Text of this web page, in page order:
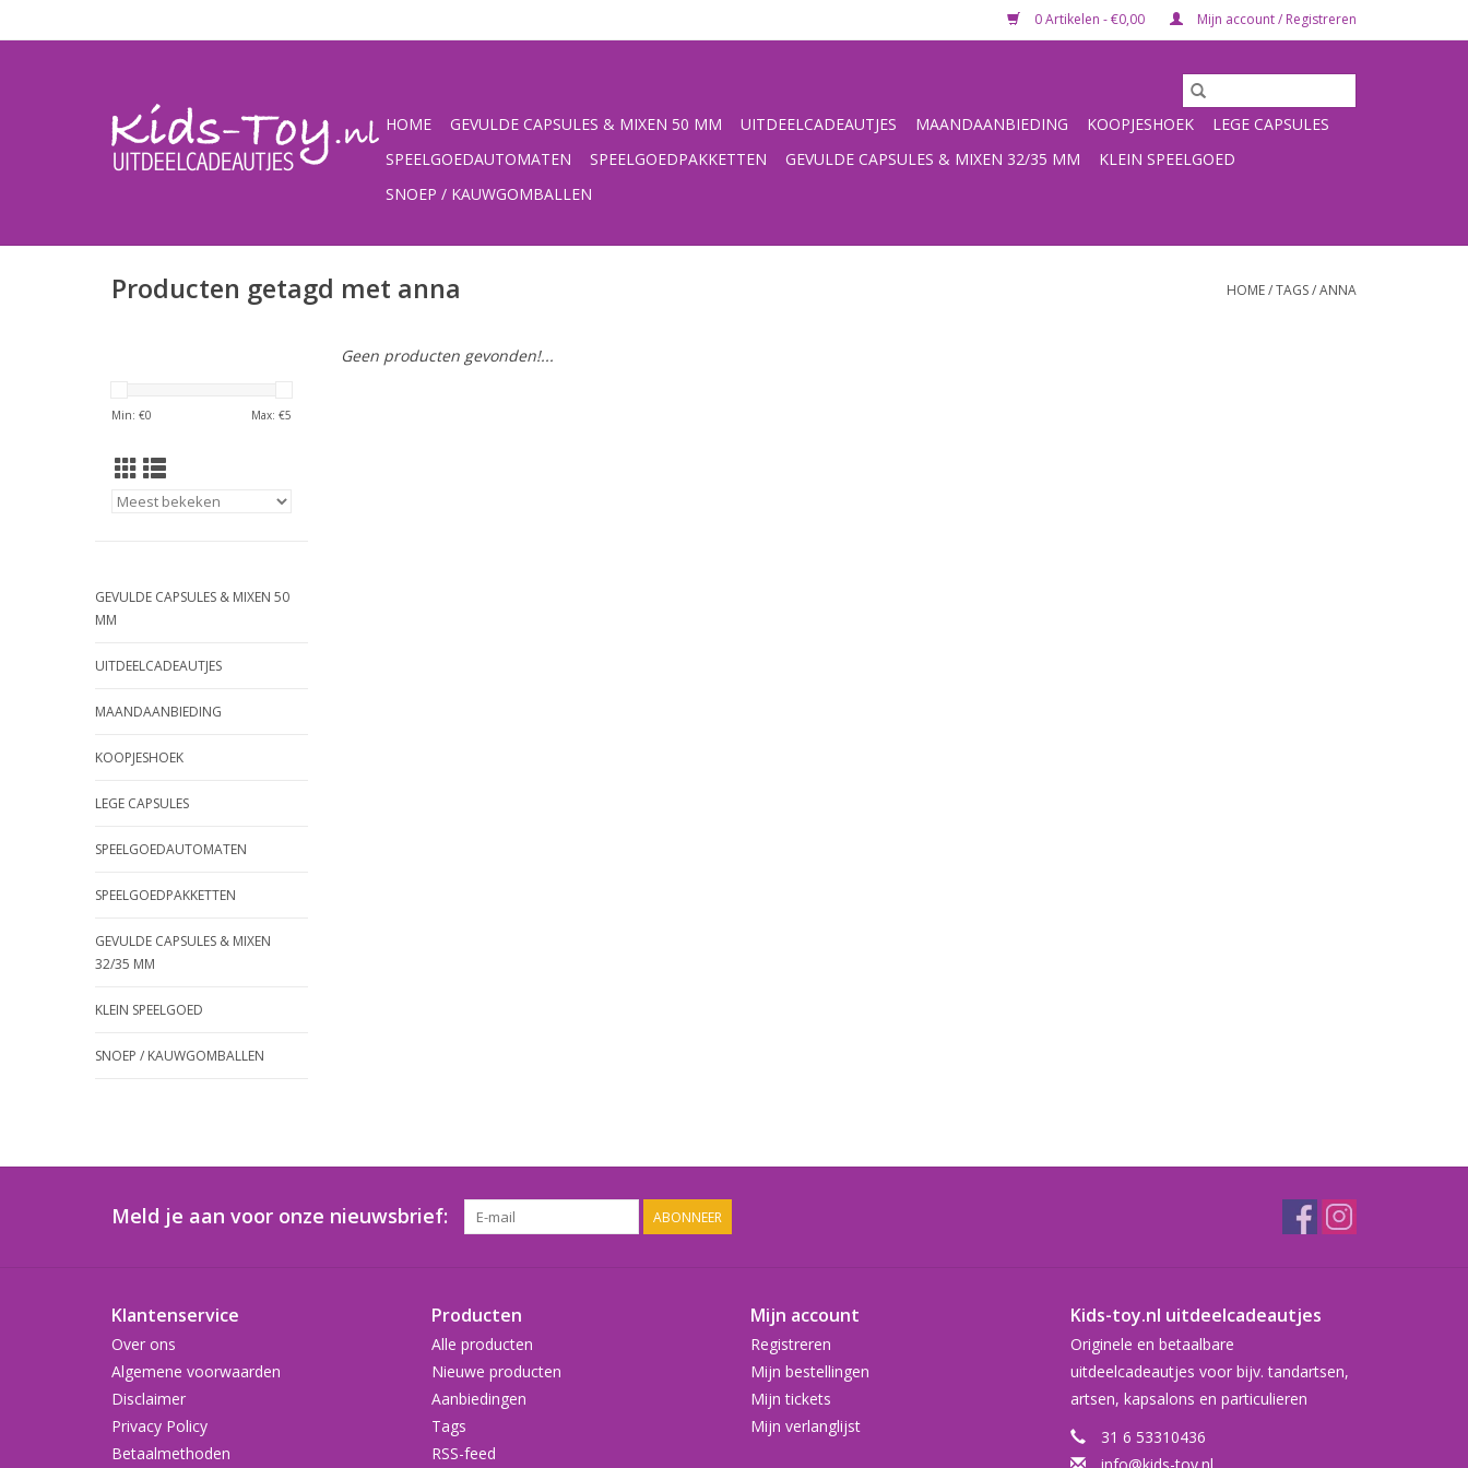
0 Artikelen - €0,00 Mijn account / Registreren
HOME GEVULDE CAPSULES & MIXEN 50 MM UITDEELCADEAUTJES MAANDAANBIEDING KOOPJESHOEK
LEGE CAPSULES
SPEELGOEDAUTOMATEN
SPEELGOEDPAKKETTEN GEVULDE CAPSULES & MIXEN 32/35 MM
KLEIN SPEELGOED
SNOEP / KAUWGOMBALLEN
Producten getagd met anna HOME/TAGS/ANNA
Min: €0 Max: €5
GEVULDE CAPSULES & MIXEN 50
MM
UITDEELCADEAUTJES
MAANDAANBIEDING
KOOPJESHOEK
LEGE CAPSULES
SPEELGOEDAUTOMATEN
SPEELGOEDPAKKETTEN
GEVULDE CAPSULES & MIXEN
32/35 MM
KLEIN SPEELGOED
SNOEP / KAUWGOMBALLEN
Geen producten gevonden!...
Meld je aan voor onze nieuwsbrief: ABONNEER
Klantenservice
Over ons
Algemene voorwaarden
Disclaimer
Privacy Policy
Betaalmethoden
Producten
Alle producten
Nieuwe producten
Aanbiedingen
Tags
RSS-feed
Mijn account
Registreren
Mijn bestellingen
Mijn tickets
Mijn verlanglijst
Kids-toy.nl uitdeelcadeautjes
Originele en betaalbare
uitdeelcadeautjes voor bijv. tandartsen,
artsen, kapsalons en particulieren
31 6 53310436